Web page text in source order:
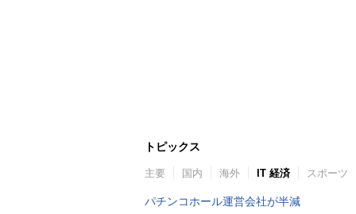
トピックス
主要 国内 海外 IT 経済 スポーツ
パチンコホール運営会社が半減